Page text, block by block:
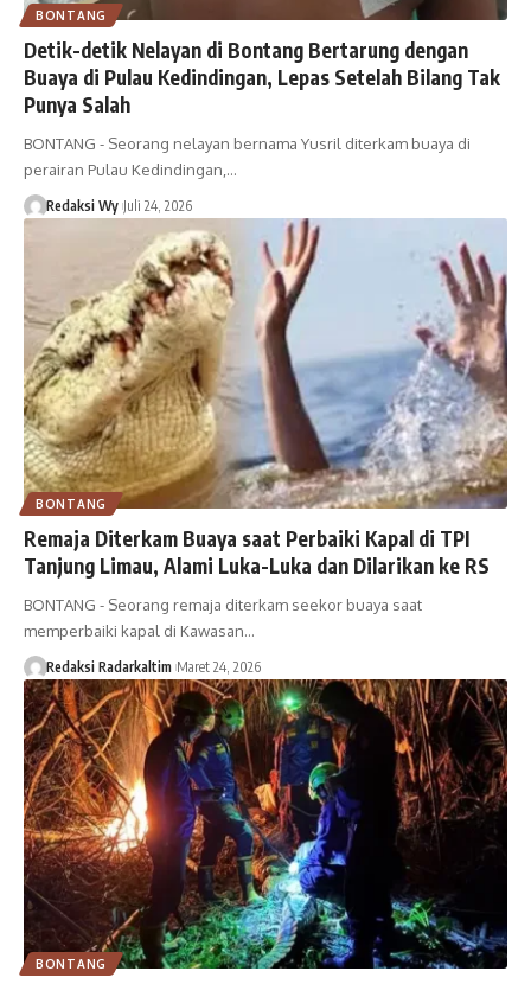
BONTANG
Detik-detik Nelayan di Bontang Bertarung dengan
Buaya di Pulau Kedindingan, Lepas Setelah Bilang Tak
Punya Salah
BONTANG - Seorang nelayan bernama Yusril diterkam buaya di
perairan Pulau Kedindingan,…
Redaksi Wy Juli 24, 2026
BONTANG
Remaja Diterkam Buaya saat Perbaiki Kapal di TPI
Tanjung Limau, Alami Luka-Luka dan Dilarikan ke RS
BONTANG - Seorang remaja diterkam seekor buaya saat
memperbaiki kapal di Kawasan…
Redaksi Radarkaltim Maret 24, 2026
BONTANG